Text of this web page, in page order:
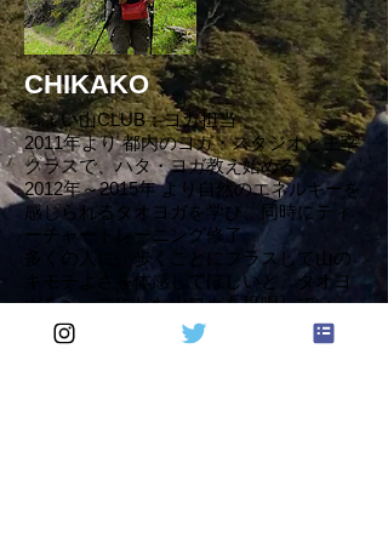
CHIKAKO
ちょい山CLUB：ヨガ担当
2011年より 都内のヨガ・スタジオと主宰
クラスで、ハタ・ヨガ教え始める。
2012年～2015年 より自然のエネルギーを
感じられるタオヨガを学び、同時にティ
ーチャートレーニング修了。
多くの人に、歩くことにプラスして山の
キモチよさを体感してほしいと、タオヨ
ガをベースにした山ヨガを提唱してい
る。